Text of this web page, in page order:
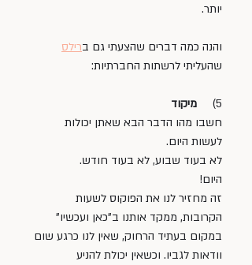
יותר.
והנה כמה דברים שהצעתי גם ברילס
שהעליתי לרשתות החברתיות:
5)
מיקוד
חשבו מהו הדבר הבא שאתן יכולות
לעשות היום.
לא בעוד שבוע, לא בעוד חודש.
היום!
זה מחזיר לנו את הפוקוס לשעות
הקרובות, ממקד אותנו ב"כאן ועכשיו"
במקום בעתיד הרחוק, שאין לנו כרגע שום
וודאות לגביו. וכשאין יכולת להניע